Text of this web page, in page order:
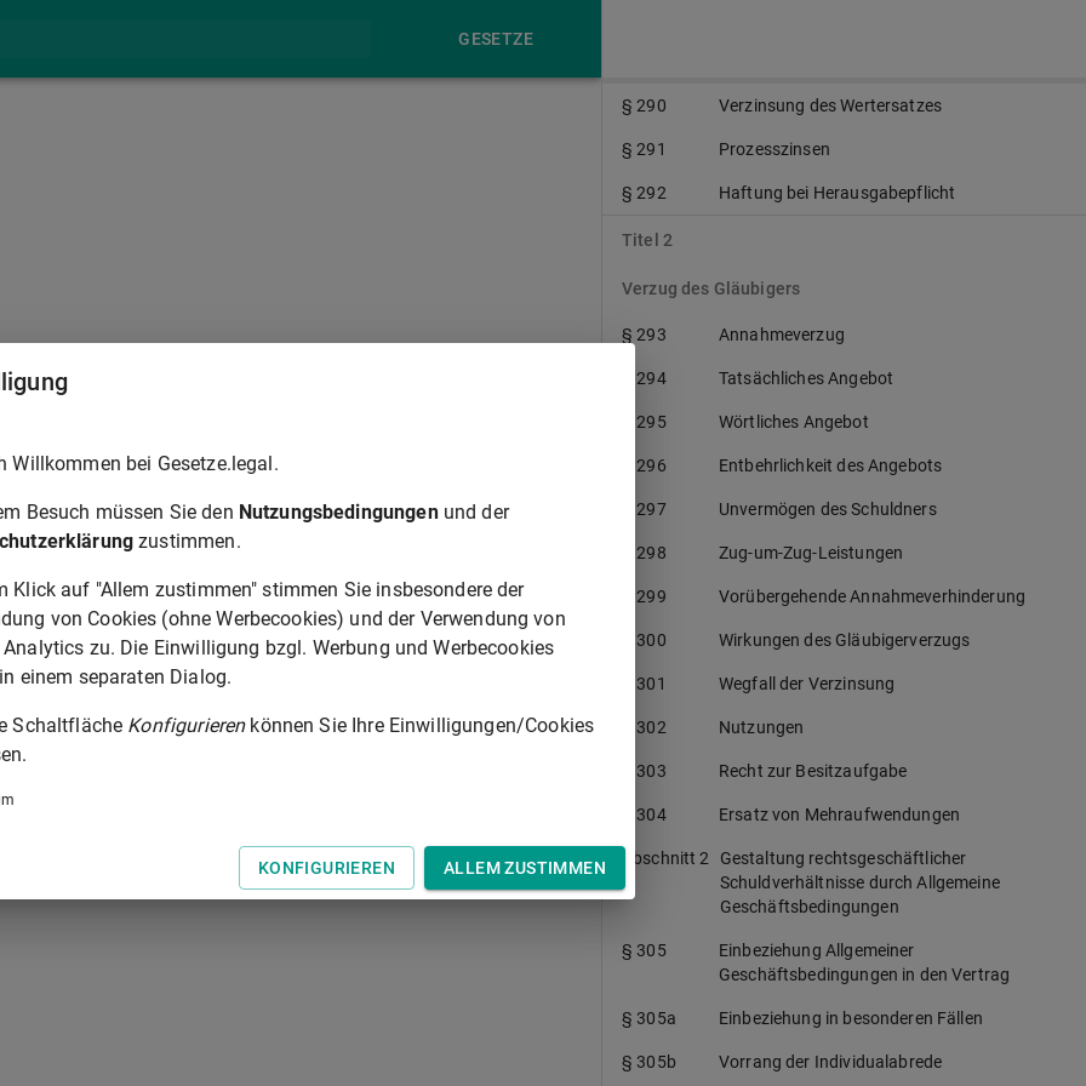
GESETZE
des Gläubigers auf Ersatz des durch den Verzug
Tastatur zur Navigation zwischen Normen.
§ 290 Verzinsung des Wertersatzes
§ 291 Prozesszinsen
§ 292 Haftung bei Herausgabepflicht
Titel 2
Verzug des Gläubigers
§ 293 Annahmeverzug
§ 294 Tatsächliches Angebot
§ 295 Wörtliches Angebot
§ 296 Entbehrlichkeit des Angebots
§ 297 Unvermögen des Schuldners
§ 298 Zug-um-Zug-Leistungen
§ 299 Vorübergehende Annahmeverhinderung
§ 300 Wirkungen des Gläubigerverzugs
§ 301 Wegfall der Verzinsung
§ 302 Nutzungen
§ 303 Recht zur Besitzaufgabe
§ 304 Ersatz von Mehraufwendungen
Abschnitt 2
Gestaltung rechtsgeschäftlicher
Schuldverhältnisse durch Allgemeine
Geschäftsbedingungen
§ 305
Einbeziehung Allgemeiner
Geschäftsbedingungen in den Vertrag
§ 305a Einbeziehung in besonderen Fällen
§ 305b Vorrang der Individualabrede
Willkommen bei Gesetze.legal.
Besuch müssen Sie den Nutzungsbedingungenund der
zustimmen.
Klick auf "Allem zustimmen" stimmen Sie insbesondere der
von Cookies (ohne Werbecookies) und der Verwendung von
Analytics zu. Die Einwilligung bzgl. Werbung und Werbecookies
einem separaten Dialog.
Schaltfläche Konfigurierenkönnen Sie Ihre Einwilligungen/Cookies
KONFIGURIEREN ALLEM ZUSTIMMEN